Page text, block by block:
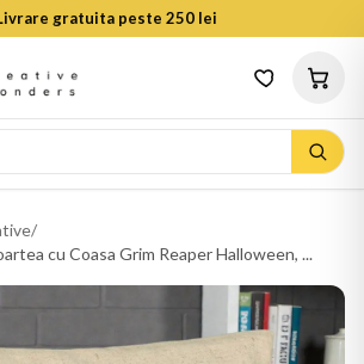
gratuita peste 250 lei
/
cu Coasa Grim Reaper Halloween, ...